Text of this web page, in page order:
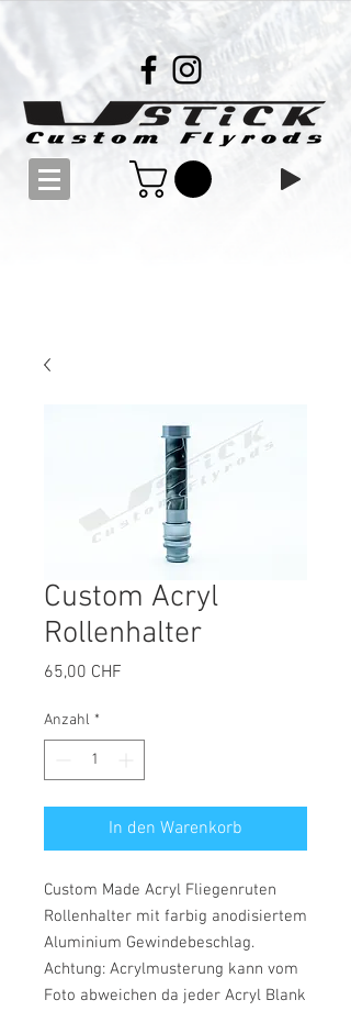
Custom Acryl
Rollenhalter
65,00 CHF
Anzahl *
In den Warenkorb
Custom Made Acryl Fliegenruten
Rollenhalter mit farbig anodisiertem
Aluminium Gewindebeschlag.
Achtung: Acrylmusterung kann vom
Foto abweichen da jeder Acryl Blank